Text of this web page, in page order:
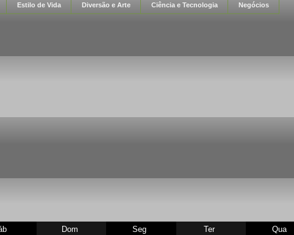
Estilo de Vida Diversão e Arte Ciência e Tecnologia Negócios
Dom Seg Ter Qua